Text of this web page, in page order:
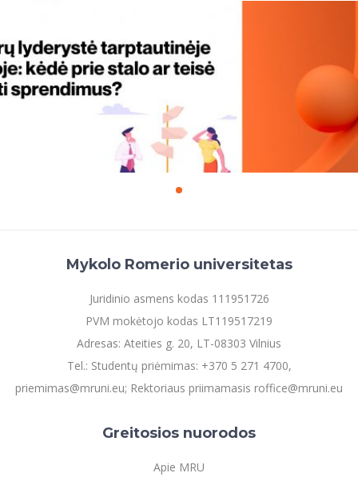
Mykolo Romerio universitetas
Juridinio asmens kodas 111951726
PVM mokėtojo kodas LT119517219
Adresas: Ateities g. 20, LT-08303 Vilnius
Tel.: Studentų priėmimas: +370 5 271 4700,
priemimas@mruni.eu; Rektoriaus priimamasis roffice@mruni.eu
Greitosios nuorodos
Apie MRU